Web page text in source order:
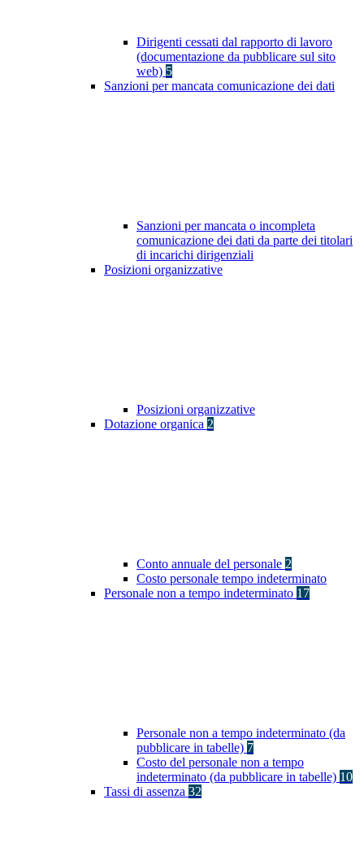
Dirigenti cessati dal rapporto di lavoro
(documentazione da pubblicare sul sito
web) 5
Sanzioni per mancata comunicazione dei dati
Sanzioni per mancata o incompleta
comunicazione dei dati da parte dei titolari
di incarichi dirigenziali
Posizioni organizzative
Posizioni organizzative
Dotazione organica 2
Conto annuale del personale 2
Costo personale tempo indeterminato
Personale non a tempo indeterminato 17
Personale non a tempo indeterminato (da
pubblicare in tabelle) 7
Costo del personale non a tempo
indeterminato (da pubblicare in tabelle) 10
Tassi di assenza 32